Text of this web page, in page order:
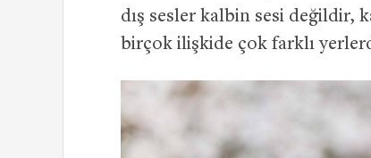
dış sesler kalbin sesi değildir,
birçok ilişkide çok farklı